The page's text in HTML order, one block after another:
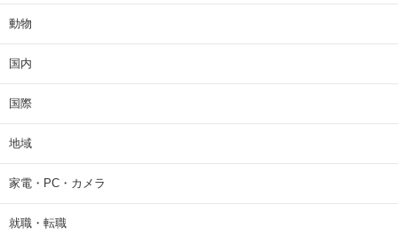
動物
国内
国際
地域
家電・PC・カメラ
就職・転職